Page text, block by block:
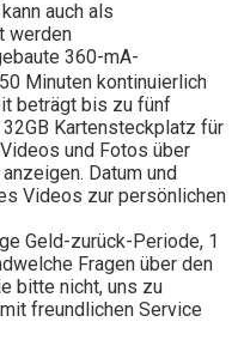
auch als
werden
360-mA-
Minuten kontinuierlich
beträgt bis zu fünf
Kartensteckplatz für
und Fotos über
Datum und
Videos zur persönlichen
Geld-zurück-Periode, 1
Fragen über den
bitte nicht, uns zu
freundlichen Service